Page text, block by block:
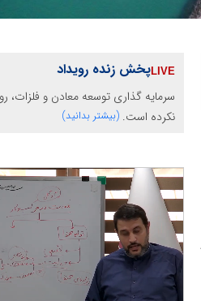
پخش زنده رویداد
سرمایه گذاری توسعه معادن و فلزات،
نکرده است. (بیشتر بدانید)